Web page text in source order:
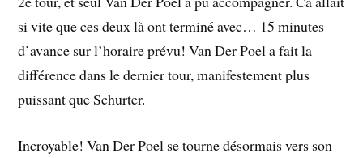
si vite que ces deux là ont terminé avec… 15 minutes
d’avance sur l’horaire prévu! Van Der Poel a fait la
différence dans le dernier tour, manifestement plus
puissant que Schurter.
Incroyable! Van Der Poel se tourne désormais vers son